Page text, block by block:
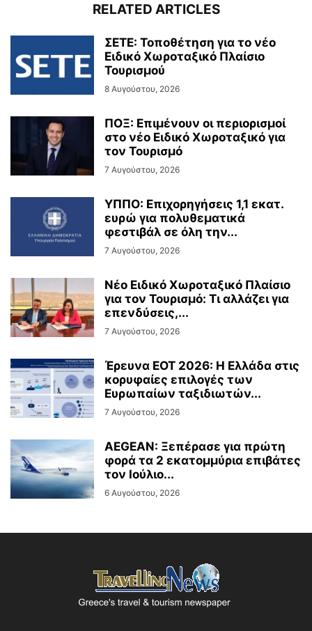
RELATED ARTICLES
ΣΕΤΕ: Τοποθέτηση για το νέο
Ειδικό Χωροταξικό Πλαίσιο
Τουρισμού
8 Αυγούστου, 2026
ΠΟΞ: Επιμένουν οι περιορισμοί
στο νέο Ειδικό Χωροταξικό για
τον Τουρισμό
7 Αυγούστου, 2026
ΥΠΠΟ: Επιχορηγήσεις 1,1 εκατ.
ευρώ για πολυθεματικά
φεστιβάλ σε όλη την...
7 Αυγούστου, 2026
Νέο Ειδικό Χωροταξικό Πλαίσιο
για τον Τουρισμό: Τι αλλάζει για
επενδύσεις,...
7 Αυγούστου, 2026
Έρευνα ΕΟΤ 2026: Η Ελλάδα στις
κορυφαίες επιλογές των
Ευρωπαίων ταξιδιωτών...
7 Αυγούστου, 2026
AEGEAN: Ξεπέρασε για πρώτη
φορά τα 2 εκατομμύρια επιβάτες
τον Ιούλιο...
6 Αυγούστου, 2026